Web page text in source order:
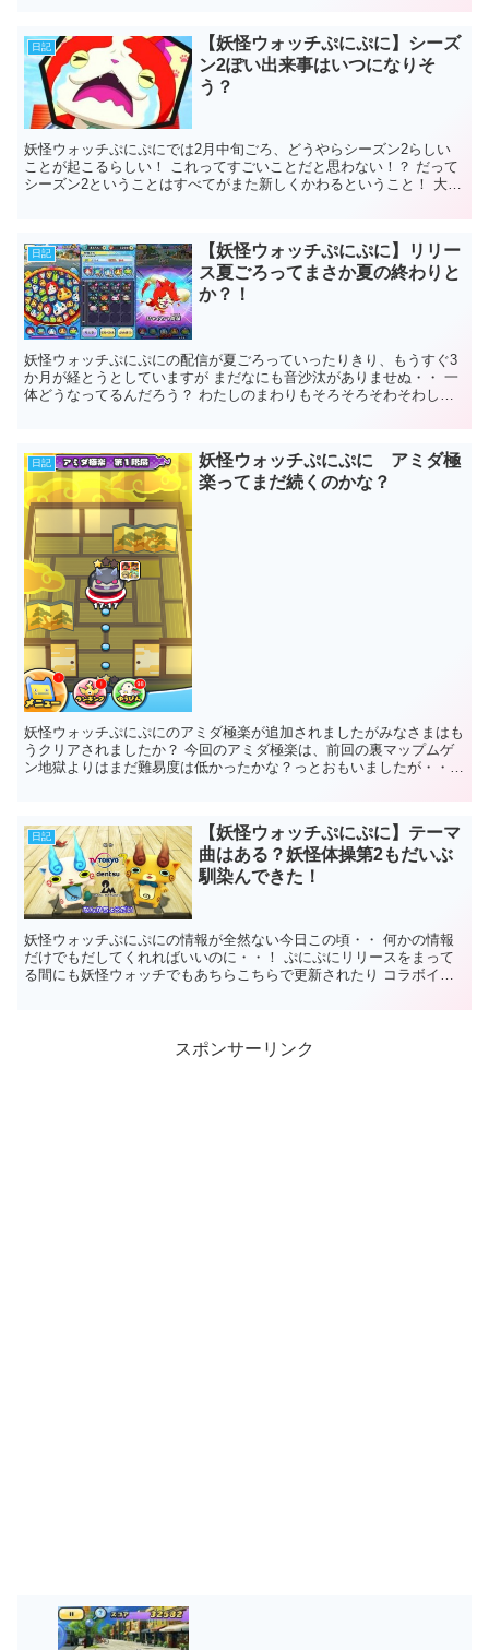
日記
【妖怪ウォッチぷにぷに】シーズ
ン2ぽい出来事はいつになりそ
う？
妖怪ウォッチぷにぷにでは2月中旬ごろ、どうやらシーズン2らしい
ことが起こるらしい！ これってすごいことだと思わない！？ だって
シーズン2ということはすべてがまた新しくかわるということ！ 大型
日記
【妖怪ウォッチぷにぷに】リリー
ス夏ごろってまさか夏の終わりと
か？！
妖怪ウォッチぷにぷにの配信が夏ごろっていったりきり、もうすぐ3
か月が経とうとしていますが まだなにも音沙汰がありませぬ・・ 一
体どうなってるんだろう？ わたしのまわりもそろそろそわそわして
日記
妖怪ウォッチぷにぷに アミダ極
楽ってまだ続くのかな？
妖怪ウォッチぷにぷにのアミダ極楽が追加されましたがみなさまはも
うクリアされましたか？ 今回のアミダ極楽は、前回の裏マップムゲ
ン地獄よりはまだ難易度は低かったかな？っとおもいましたが・・
日記
【妖怪ウォッチぷにぷに】テーマ
曲はある？妖怪体操第2もだいぶ
馴染んできた！
妖怪ウォッチぷにぷにの情報が全然ない今日この頃・・ 何かの情報
だけでもだしてくれればいいのに・・！ ぷにぷにリリースをまって
る間にも妖怪ウォッチでもあちらこちらで更新されたり コラボイベ
スポンサーリンク